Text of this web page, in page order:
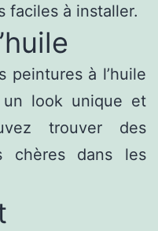
faciles à installer.
peintures à l’huile
look unique et
trouver des
chères dans les